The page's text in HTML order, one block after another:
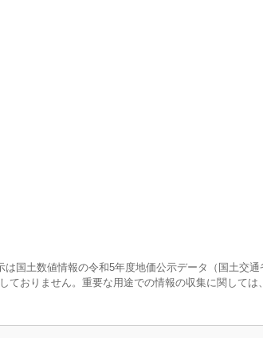
国土数値情報の令和5年度地価公示データ（国土交通
ておりません。重要な用途での情報の収集に関しては